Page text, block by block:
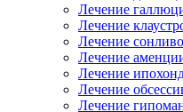
Лечение
Лечение
Лечение
Лечение
Лечение
Лечение
Лечение